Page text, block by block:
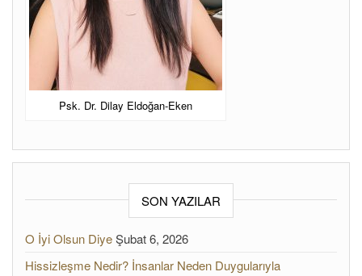
Psk. Dr. Dilay Eldoğan-Eken
SON YAZILAR
O İyi Olsun DiyeŞubat 6, 2026
Hissizleşme Nedir? İnsanlar Neden Duygularıyla